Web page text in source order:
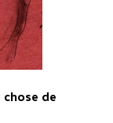
de